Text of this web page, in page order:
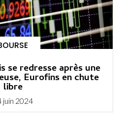
se redresse après une
Eurofins en chute
libre
juin 2024